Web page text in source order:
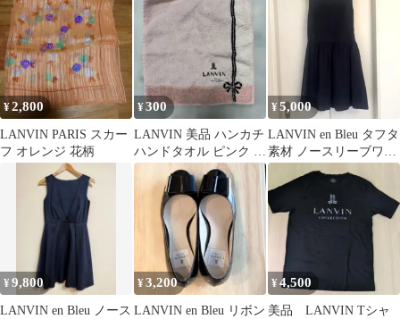
色 LANVIN 上品
¥2,800
LANVIN PARIS スカー
フ オレンジ 花柄
¥300
LANVIN 美品 ハンカチ
ハンドタオル ピンク か
わいい おしゃれ SALE
¥5,000
LANVIN en Bleu タフタ
素材 ノースリーブワン
ピース ネイビー 38
¥9,800
LANVIN en Bleu ノース
¥3,200
LANVIN en Bleu リボン
¥4,500
美品 LANVIN Tシャ